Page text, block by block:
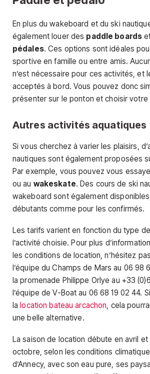
En plus du wakeboard et du ski
également louer des paddle boards
pédales. Ces options sont idéales
sportive en famille ou entre amis.
n’est nécessaire pour ces activités, et
acceptés à bord. Vous pouvez donc
présenter sur le ponton et choisir votre
Autres activités aquatiques
Si vous cherchez à varier les plaisirs,
nautiques sont également proposées
Par exemple, vous pouvez vous
ou au wakeskate. Des cours de ski
wakeboard sont également
débutants comme pour les confirmés.
Les tarifs varient en fonction du type
l’activité choisie. Pour plus
les conditions de location, n’hésitez
l’équipe du Champs de Mars au 06 98
la promenade Philippe Orlye au +33
l’équipe de V-Boat au 06 68 19 02 44.
lalocation bateau arcachon , cela
une belle alternative.
La saison de location débute en avril
octobre, selon les conditions
d’Annecy, avec son eau pure, ses